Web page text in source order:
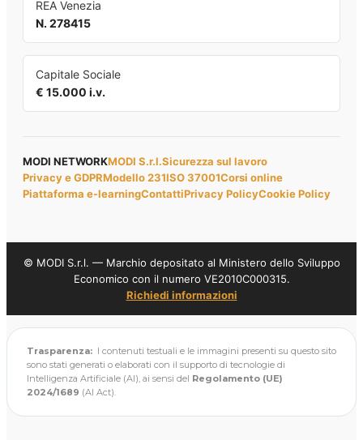
REA Venezia
N. 278415
Capitale Sociale
€ 15.000 i.v.
MODI NETWORKMODI S.r.l.Sicurezza sul lavoro
Privacy e GDPRModello 231ISO 37001Corsi online
Piattaforma e-learningContattiPrivacy PolicyCookie Policy
© MODI S.r.l. — Marchio depositato al Ministero dello Sviluppo
Economico con il numero VE2010C000315.
Richiedi informazioni
Trasparenza: I contenuti testuali e le immagini presenti su questo sito
sono stati generati o elaborati con il supporto di tecnologie di
Intelligenza Artificiale (AI), ai sensi del Regolamento (UE)
2024/1689 (AI Act).